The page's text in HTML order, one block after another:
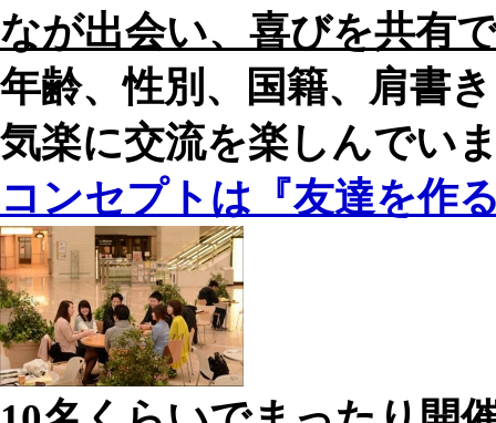
なが出会い、喜びを共有
年齢、性別、国籍、肩書
気楽に交流を楽しんでい
コンセプトは『友達を作